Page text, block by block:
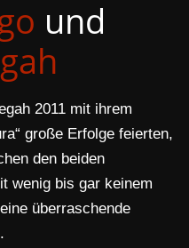
und
2011 mit ihrem
große Erfolge feierten,
den beiden
wenig bis gar keinem
überraschende